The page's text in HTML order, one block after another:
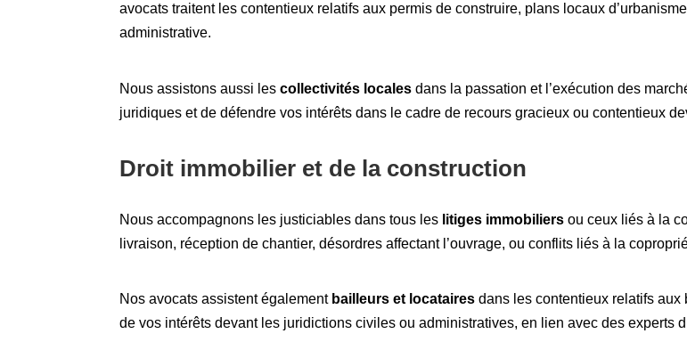
avocats traitent les contentieux relatifs aux permis de construire, plans locaux
administrative.
Nous assistons aussi lescollectivités locales dans la passation et l’exécution des
juridiques et de défendre vos intérêts dans le cadre de recours gracieux ou contentieux
Droit immobilier et de la construction
Nous accompagnons les justiciables dans tous les litiges immobiliers ou ceux liés à la
livraison, réception de chantier, désordres affectant l’ouvrage, ou conflits liés à la
Nos avocats assistent également bailleurs et locataires dans les contentieux relatifs aux
de vos intérêts devant les juridictions civiles ou administratives, en lien avec des experts